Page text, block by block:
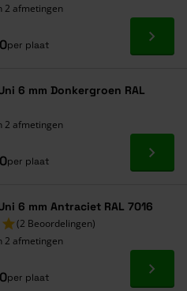
2 afmetingen
per plaat Ga
6 mm Donkergroen RAL
2 afmetingen
per plaat Ga
6 mm Antraciet RAL 7016
(2 Beoordelingen)
2 afmetingen
per plaat Ga